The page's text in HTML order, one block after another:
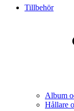
Tillbehör
Album
Hållare